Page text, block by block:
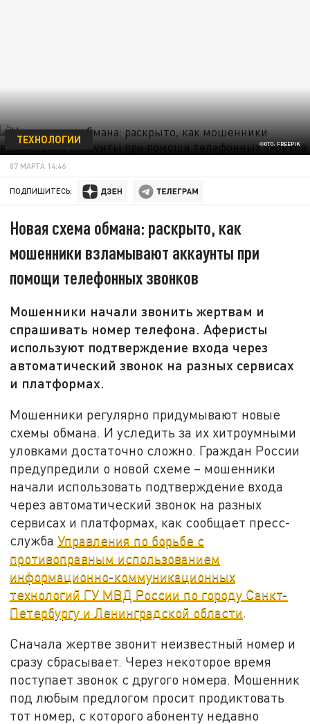
ФОТО: FREEPIK
ТЕХНОЛОГИИ
07 МАРТА 14:46
ПОДПИШИТЕСЬ:
Новая схема обмана: раскрыто, как
мошенники взламывают аккаунты при
помощи телефонных звонков
Мошенники начали звонить жертвам и
спрашивать номер телефона. Аферисты
используют подтверждение входа через
автоматический звонок на разных сервисах
и платформах.
Мошенники регулярно придумывают новые
схемы обмана. И уследить за их хитроумными
уловками достаточно сложно. Граждан России
предупредили о новой схеме – мошенники
начали использовать подтверждение входа
через автоматический звонок на разных
сервисах и платформах, как сообщает пресс-
службаУправления по борьбе с
противоправным использованием
информационно-коммуникационных
технологий ГУ МВД России по городу Санкт-
Петербургу и Ленинградской области.
Сначала жертве звонит неизвестный номер и
сразу сбрасывает. Через некоторое время
поступает звонок с другого номера. Мошенник
под любым предлогом просит продиктовать
тот номер, с которого абоненту недавно